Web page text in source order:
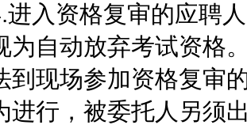
资格复审的应聘人
为自动放弃考试资格
到现场参加资格复审
进行，被委托人另须